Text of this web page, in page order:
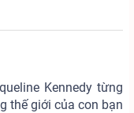
Kennedy từng
thế giới của con bạn